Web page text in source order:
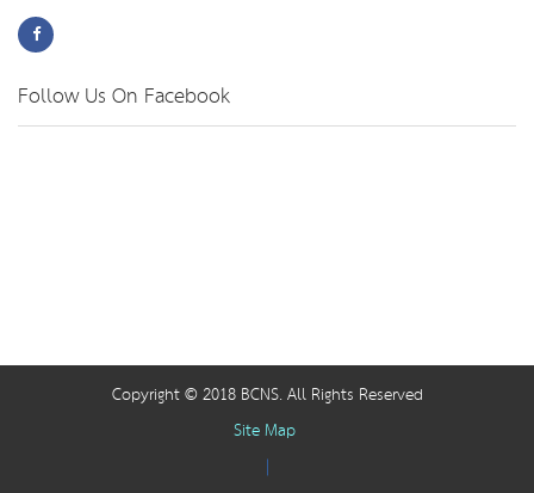
Follow Us On Facebook
Copyright © 2018 BCNS. All Rights Reserved
Site Map
|